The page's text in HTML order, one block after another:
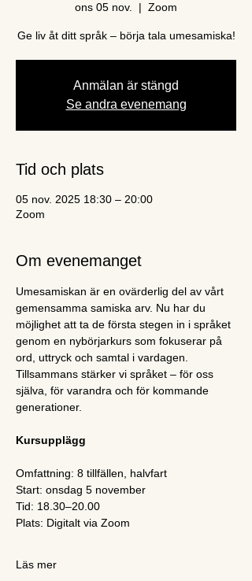
ons 05 nov.
  |
Zoom
Ge liv åt ditt språk – börja tala umesamiska!
Anmälan är stängd
Se andra evenemang
Tid och plats
05 nov. 2025 18:30 – 20:00
Zoom
Om evenemanget
Umesamiskan är en ovärderlig del av vårt
gemensamma samiska arv. Nu har du
möjlighet att ta de första stegen in i språket
genom en nybörjarkurs som fokuserar på
ord, uttryck och samtal i vardagen.
Tillsammans stärker vi språket – för oss
själva, för varandra och för kommande
generationer.
Kursupplägg
Omfattning: 8 tillfällen, halvfart
Start: onsdag 5 november
Tid: 18.30–20.00
Plats: Digitalt via Zoom
Läs mer